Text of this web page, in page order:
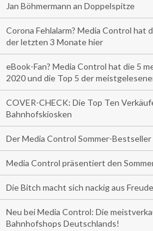
Jan Böhmermann an Doppelspitze
Corona Fehlalarm? Media Control hat
der letzten 3 Monate hier
eBook-Fan? Media Control hat die 5
2020 und die Top 5 der
COVER-CHECK: Die Top Ten
Bahnhofskiosken
Der Media Control Sommer-
Media Control präsentiert den
Die Bitch macht sich nackig aus
Neu bei Media Control: Die
Bahnhofshops Deutschlands!